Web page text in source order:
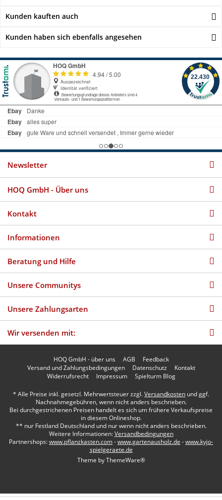
Kunden kauften auch
Kunden haben sich ebenfalls angesehen
Newsletter
HOQ GmbH - Über uns
Kontakt
Informationen
Beratung und Hilfe
Unsere Communitys
Unsere Zahlungsarten
Wir versenden mit:
HOQ GmbH - über uns AGB
Feedback
Versand und Zahlungsbedingungen
Datenschutz
Kontakt
Widerrufsrecht
Impressum Spielturm Blog
* Alle Preise inkl. gesetzl. Mehrwertsteuer zzgl.Versandkosten und ggf.
Nachnahmegebühren, wenn nicht anders beschrieben.
Bei durchgestrichenen Preisen handelt es sich um frühere Verkaufspreise
in diesem Onlineshop.
** nur Festland Deutschland und nur wenn nicht anders beschrieben.
Weitere Informationen:Versandbedingungen
Partnershops:www.pflanzkasten.com-www.gartenausholz.de -www.kyjo-
spielgeraete.de
Theme byThemeWare®